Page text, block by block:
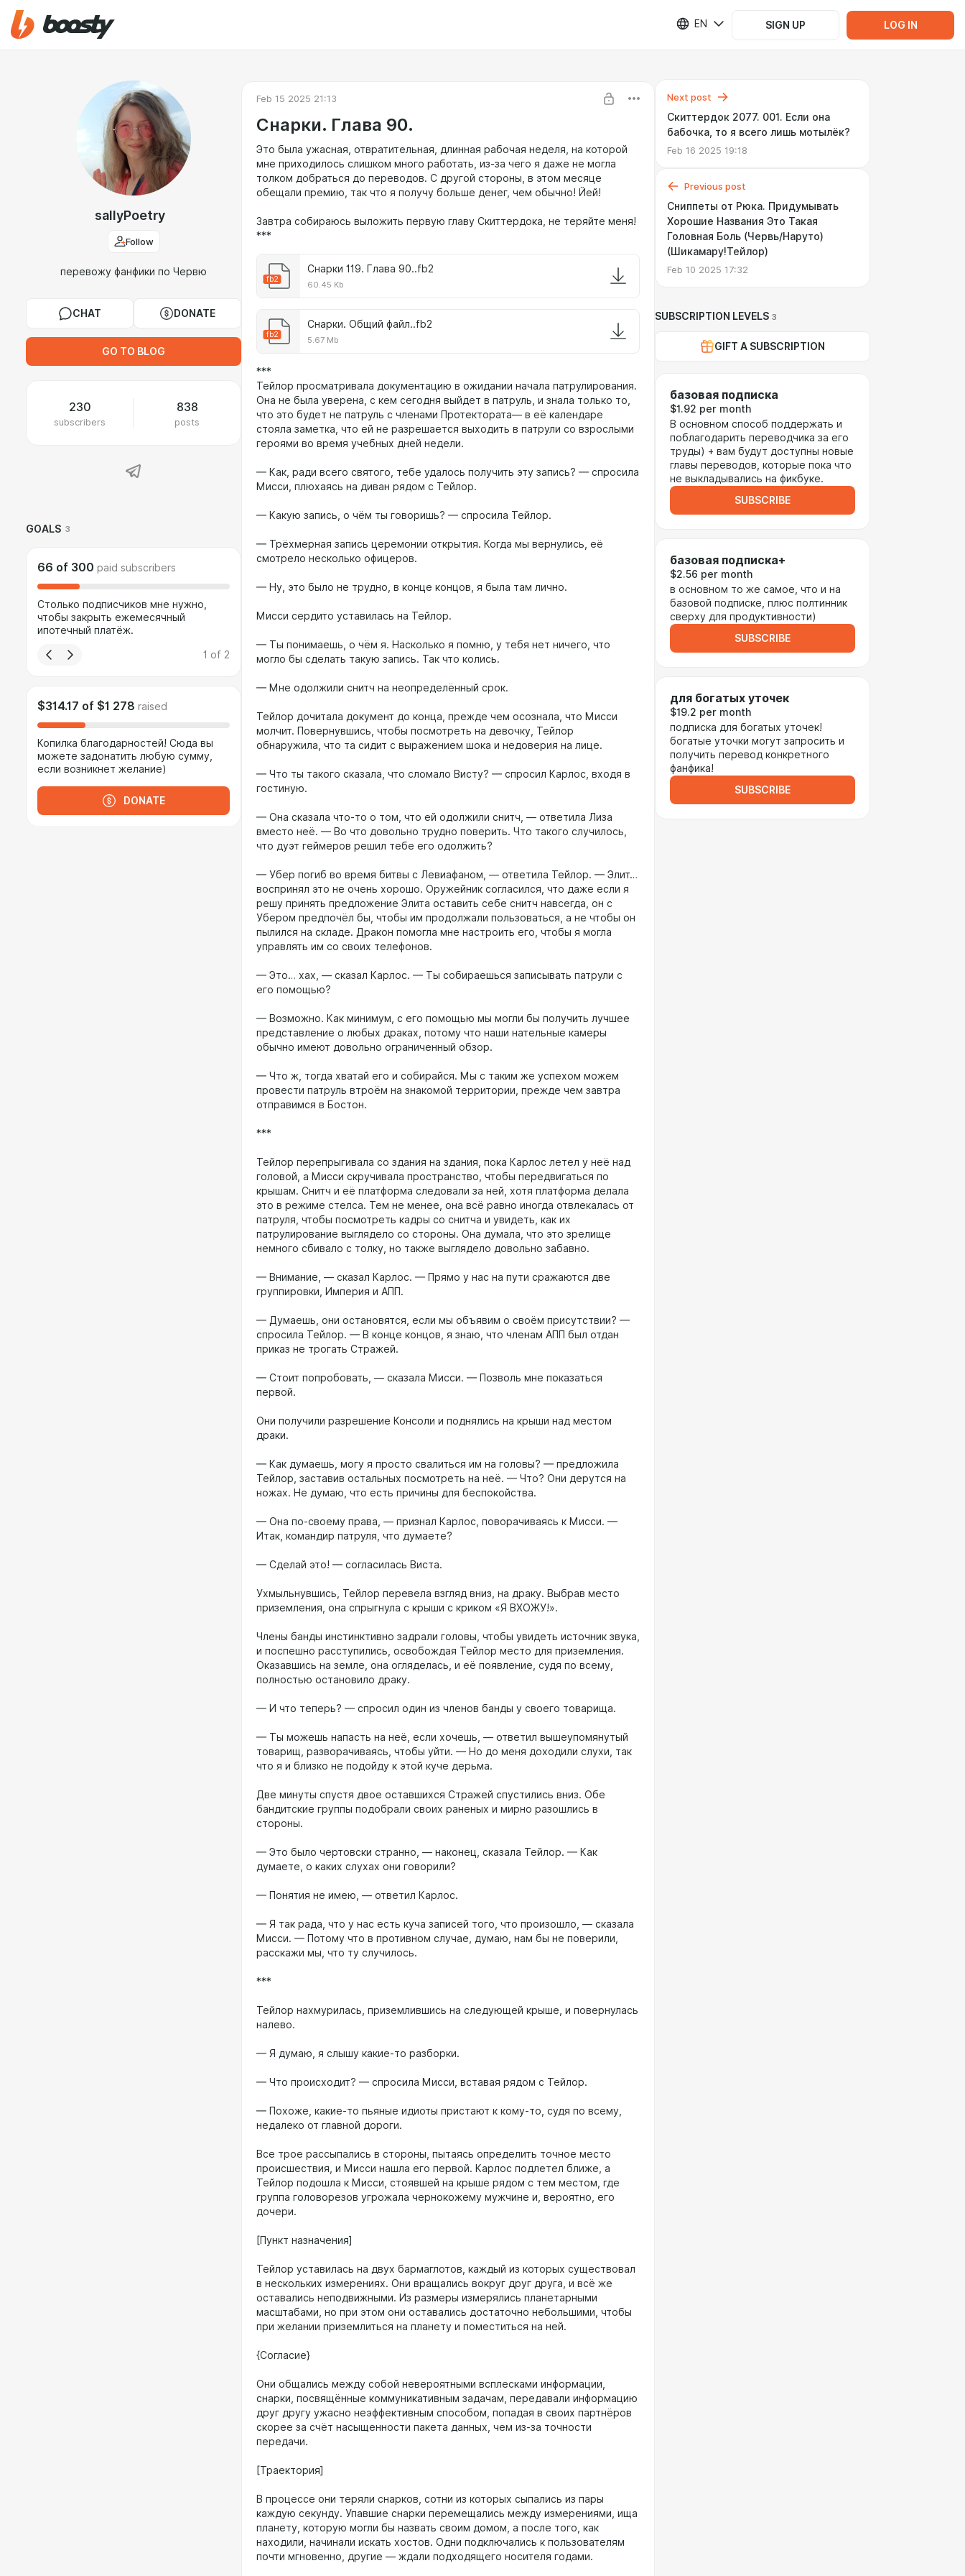
EN SIGN UP LOG IN
sallyPoetry
Follow
перевожу фанфики по Червю
CHAT DONATE
GO TO BLOG
230
subscribers
838
posts
GOALS 3
66 of 300 paid subscribers
Столько подписчиков мне нужно,
чтобы закрыть ежемесячный
ипотечный платёж.
1 of 2
$314.17 of $1 278 raised
Копилка благодарностей! Сюда вы
можете задонатить любую сумму,
если возникнет желание)
DONATE
Feb 15 2025 21:13
Снарки. Глава 90.
Это была ужасная, отвратительная, длинная рабочая неделя, на которой
мне приходилось слишком много работать, из-за чего я даже не могла
толком добраться до переводов. С другой стороны, в этом месяце
обещали премию, так что я получу больше денег, чем обычно! Йей!
Завтра собираюсь выложить первую главу Скиттердока, не теряйте меня!
***
fb2
Снарки 119. Глава 90..fb2
60.45 Kb
fb2
Снарки. Общий файл..fb2
5.67 Mb
***
Тейлор просматривала документацию в ожидании начала патрулирования.
Она не была уверена, с кем сегодня выйдет в патруль, и знала только то,
что это будет не патруль с членами Протектората— в её календаре
стояла заметка, что ей не разрешается выходить в патрули со взрослыми
героями во время учебных дней недели.
— Как, ради всего святого, тебе удалось получить эту запись? — спросила
Мисси, плюхаясь на диван рядом с Тейлор.
— Какую запись, о чём ты говоришь? — спросила Тейлор.
— Трёхмерная запись церемонии открытия. Когда мы вернулись, её
смотрело несколько офицеров.
— Ну, это было не трудно, в конце концов, я была там лично.
Мисси сердито уставилась на Тейлор.
— Ты понимаешь, о чём я. Насколько я помню, у тебя нет ничего, что
могло бы сделать такую запись. Так что колись.
— Мне одолжили снитч на неопределённый срок.
Тейлор дочитала документ до конца, прежде чем осознала, что Мисси
молчит. Повернувшись, чтобы посмотреть на девочку, Тейлор
обнаружила, что та сидит с выражением шока и недоверия на лице.
— Что ты такого сказала, что сломало Висту? — спросил Карлос, входя в
гостиную.
— Она сказала что-то о том, что ей одолжили снитч, — ответила Лиза
вместо неё. — Во что довольно трудно поверить. Что такого случилось,
что дуэт геймеров решил тебе его одолжить?
— Убер погиб во время битвы с Левиафаном, — ответила Тейлор. — Элит…
воспринял это не очень хорошо. Оружейник согласился, что даже если я
решу принять предложение Элита оставить себе снитч навсегда, он с
Убером предпочёл бы, чтобы им продолжали пользоваться, а не чтобы он
пылился на складе. Дракон помогла мне настроить его, чтобы я могла
управлять им со своих телефонов.
— Это… хах, — сказал Карлос. — Ты собираешься записывать патрули с
его помощью?
— Возможно. Как минимум, с его помощью мы могли бы получить лучшее
представление о любых драках, потому что наши нательные камеры
обычно имеют довольно ограниченный обзор.
— Что ж, тогда хватай его и собирайся. Мы с таким же успехом можем
провести патруль втроём на знакомой территории, прежде чем завтра
отправимся в Бостон.
***
Тейлор перепрыгивала со здания на здания, пока Карлос летел у неё над
головой, а Мисси скручивала пространство, чтобы передвигаться по
крышам. Снитч и её платформа следовали за ней, хотя платформа делала
это в режиме стелса. Тем не менее, она всё равно иногда отвлекалась от
патруля, чтобы посмотреть кадры со снитча и увидеть, как их
патрулирование выглядело со стороны. Она думала, что это зрелище
немного сбивало с толку, но также выглядело довольно забавно.
— Внимание, — сказал Карлос. — Прямо у нас на пути сражаются две
группировки, Империя и АПП.
— Думаешь, они остановятся, если мы объявим о своём присутствии? —
спросила Тейлор. — В конце концов, я знаю, что членам АПП был отдан
приказ не трогать Стражей.
— Стоит попробовать, — сказала Мисси. — Позволь мне показаться
первой.
Они получили разрешение Консоли и поднялись на крыши над местом
драки.
— Как думаешь, могу я просто свалиться им на головы? — предложила
Тейлор, заставив остальных посмотреть на неё. — Что? Они дерутся на
ножах. Не думаю, что есть причины для беспокойства.
— Она по-своему права, — признал Карлос, поворачиваясь к Мисси. —
Итак, командир патруля, что думаете?
— Сделай это! — согласилась Виста.
Ухмыльнувшись, Тейлор перевела взгляд вниз, на драку. Выбрав место
приземления, она спрыгнула с крыши с криком «Я ВХОЖУ!».
Члены банды инстинктивно задрали головы, чтобы увидеть источник звука,
и поспешно расступились, освобождая Тейлор место для приземления.
Оказавшись на земле, она огляделась, и её появление, судя по всему,
полностью остановило драку.
— И что теперь? — спросил один из членов банды у своего товарища.
— Ты можешь напасть на неё, если хочешь, — ответил вышеупомянутый
товарищ, разворачиваясь, чтобы уйти. — Но до меня доходили слухи, так
что я и близко не подойду к этой куче дерьма.
Две минуты спустя двое оставшихся Стражей спустились вниз. Обе
бандитские группы подобрали своих раненых и мирно разошлись в
стороны.
— Это было чертовски странно, — наконец, сказала Тейлор. — Как
думаете, о каких слухах они говорили?
— Понятия не имею, — ответил Карлос.
— Я так рада, что у нас есть куча записей того, что произошло, — сказала
Мисси. — Потому что в противном случае, думаю, нам бы не поверили,
расскажи мы, что ту случилось.
***
Тейлор нахмурилась, приземлившись на следующей крыше, и повернулась
налево.
— Я думаю, я слышу какие-то разборки.
— Что происходит? — спросила Мисси, вставая рядом с Тейлор.
— Похоже, какие-то пьяные идиоты пристают к кому-то, судя по всему,
недалеко от главной дороги.
Все трое рассыпались в стороны, пытаясь определить точное место
происшествия, и Мисси нашла его первой. Карлос подлетел ближе, а
Тейлор подошла к Мисси, стоявшей на крыше рядом с тем местом, где
группа головорезов угрожала чернокожему мужчине и, вероятно, его
дочери.
[Пункт назначения]
Тейлор уставилась на двух бармаглотов, каждый из которых существовал
в нескольких измерениях. Они вращались вокруг друг друга, и всё же
оставались неподвижными. Из размеры измерялись планетарными
масштабами, но при этом они оставались достаточно небольшими, чтобы
при желании приземлиться на планету и поместиться на ней.
{Согласие}
Они общались между собой невероятными всплесками информации,
снарки, посвящённые коммуникативным задачам, передавали информацию
друг другу ужасно неэффективным способом, попадая в своих партнёров
скорее за счёт насыщенности пакета данных, чем из-за точности
передачи.
[Траектория]
В процессе они теряли снарков, сотни из которых сыпались из пары
каждую секунду. Упавшие снарки перемещались между измерениями, ища
планету, которую могли бы назвать своим домом, а после того, как
находили, начинали искать хостов. Одни подключались к пользователям
почти мгновенно, другие — ждали подходящего носителя годами.
Next post
Скиттердок 2077. 001. Если она
бабочка, то я всего лишь мотылёк?
Feb 16 2025 19:18
Previous post
Сниппеты от Рюка. Придумывать
Хорошие Названия Это Такая
Головная Боль (Червь/Наруто)
(Шикамару!Тейлор)
Feb 10 2025 17:32
SUBSCRIPTION LEVELS 3
GIFT A SUBSCRIPTION
базовая подписка
$1.92 per month
В основном способ поддержать и
поблагодарить переводчика за его
труды) + вам будут доступны новые
главы переводов, которые пока что
не выкладывались на фикбуке.
SUBSCRIBE
базовая подписка+
$2.56 per month
в основном то же самое, что и на
базовой подписке, плюс полтинник
сверху для продуктивности)
SUBSCRIBE
для богатых уточек
$19.2 per month
подписка для богатых уточек!
богатые уточки могут запросить и
получить перевод конкретного
фанфика!
SUBSCRIBE